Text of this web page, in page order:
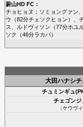
蔚山HD FC：
チョヒョヌ ； ソミョングァン
ウ （82分チェソクヒョン ）、
ス
ルドヴィソン （77分ホユ
ソク
（46分ラカバ）
大田ハナシ
チュミンギュ
チェゴンジ
（ケウヴ